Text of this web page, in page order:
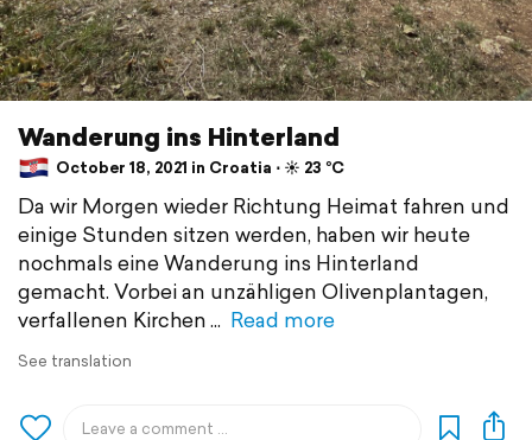
Wanderung ins Hinterland
October 18, 2021 in Croatia ⋅ ☀️ 23 °C
Da wir Morgen wieder Richtung Heimat fahren und
einige Stunden sitzen werden, haben wir heute
nochmals eine Wanderung ins Hinterland
gemacht. Vorbei an unzähligen Olivenplantagen,
verfallenen Kirchen
Read more
See translation